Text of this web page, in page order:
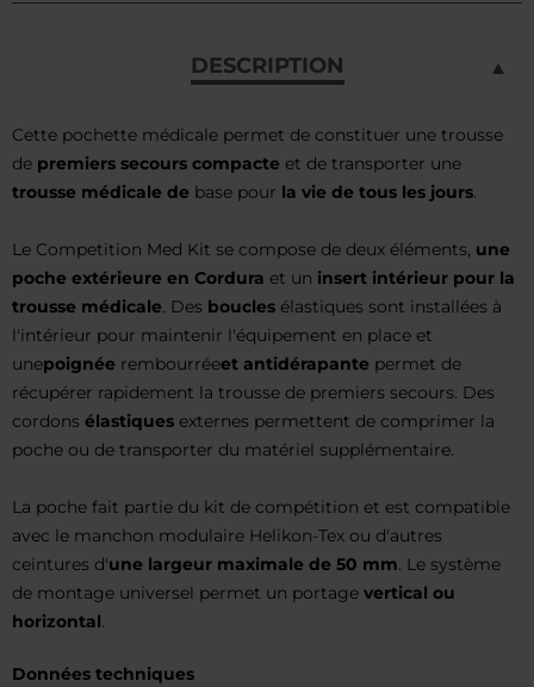
DESCRIPTION
Cette pochette médicale permet de constituer une trousse
de premiers secours compacte et de transporter une
trousse médicale de base pour la vie de tous les jours.
Le Competition Med Kit se compose de deux éléments, une
poche extérieure en Cordura et un insert intérieur pour la
trousse médicale. Des boucles élastiques sont installées à
l'intérieur pour maintenir l'équipement en place et
unepoignée rembourréeet antidérapante permet de
récupérer rapidement la trousse de premiers secours. Des
cordons élastiques externes permettent de comprimer la
poche ou de transporter du matériel supplémentaire.
La poche fait partie du kit de compétition et est compatible
avec le manchon modulaire Helikon-Tex ou d'autres
ceintures d'une largeur maximale de 50 mm. Le système
de montage universel permet un portage vertical ou
horizontal.
Données techniques